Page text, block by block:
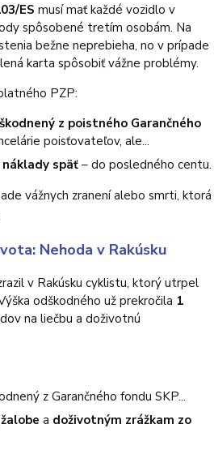
ES musí mať každé vozidlo v
spôsobené tretím osobám. Na
bežne neprebieha, no v prípade
karta spôsobiť vážne problémy.
PZP:
z poistného Garančného
poisťovateľov, ale...
späť– do posledného centu.
vážnych zranení alebo smrti, ktorá
Nehoda v Rakúsku
v Rakúsku cyklistu, ktorý utrpel
odškodného už prekročila 1
na liečbu a doživotnú
z Garančného fondu SKP...
a doživotným zrážkam zo